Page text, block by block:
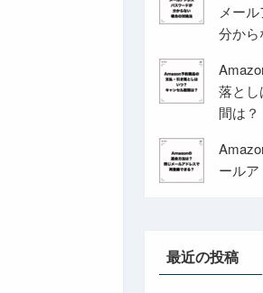
メー
分か
落と
間は？
ール
最近の投稿